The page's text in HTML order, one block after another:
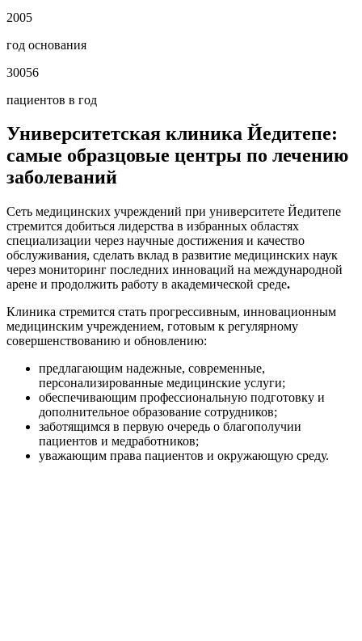
2005
год основания
30056
пациентов в год
Университетская клиника Йедитепе:
самые образцовые центры по лечению
заболеваний
Сеть медицинских учреждений при университете Йедитепе
стремится добиться лидерства в избранных областях
специализации через научные достижения и качество
обслуживания, сделать вклад в развитие медицинских наук
через мониторинг последних инноваций на международной
арене и продолжить работу в академической среде.
Клиника стремится стать прогрессивным, инновационным
медицинским учреждением, готовым к регулярному
совершенствованию и обновлению:
предлагающим надежные, современные,
персонализированные медицинские услуги;
обеспечивающим профессиональную подготовку и
дополнительное образование сотрудников;
заботящимся в первую очередь о благополучии
пациентов и медработников;
уважающим права пациентов и окружающую среду.